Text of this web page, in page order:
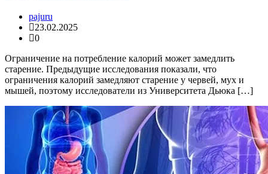
pajuru
23.02.2025
0
Ограничение на потребление калорий может замедлить
старение. Предыдущие исследования показали, что
ограничения калорий замедляют старение у червей, мух и
мышей, поэтому исследователи из Университета Дьюка […]